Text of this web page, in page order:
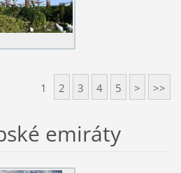
1 2 3 4 5 > >>
emiráty